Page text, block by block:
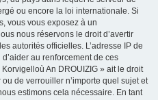
ou encore la loi internationale. Si
vous vous exposez à un
nous réservons le droit d’avertir
autorités officielles. L’adresse IP de
au renforcement de ces
An DROUIZIG » ait le droit
de verrouiller n’importe quel sujet et
estimons cela nécessaire. En tant